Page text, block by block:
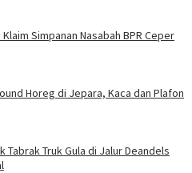
Simpanan Nasabah BPR Ceper
Horeg di Jepara, Kaca dan Plafon
Tabrak Truk Gula di Jalur Deandels